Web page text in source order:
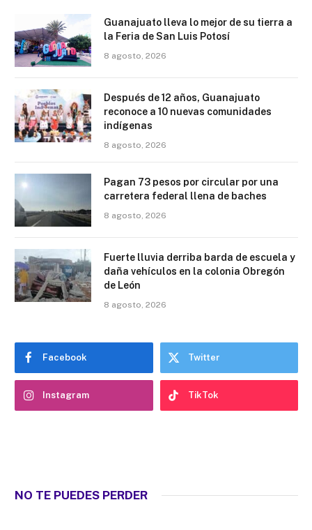
Guanajuato lleva lo mejor de su tierra a
la Feria de San Luis Potosí
8 agosto, 2026
Después de 12 años, Guanajuato
reconoce a 10 nuevas comunidades
indígenas
8 agosto, 2026
Pagan 73 pesos por circular por una
carretera federal llena de baches
8 agosto, 2026
Fuerte lluvia derriba barda de escuela y
daña vehículos en la colonia Obregón
de León
8 agosto, 2026
Facebook Twitter
Instagram TikTok
NO TE PUEDES PERDER